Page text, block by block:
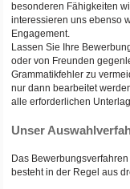
besonderen Fähigkeiten
interessieren uns ebenso
Engagement.
Lassen Sie Ihre
oder von Freunden
Grammatikfehler zu
nur dann bearbeitet
alle erforderlichen
Unser
Das
besteht in der Regel aus